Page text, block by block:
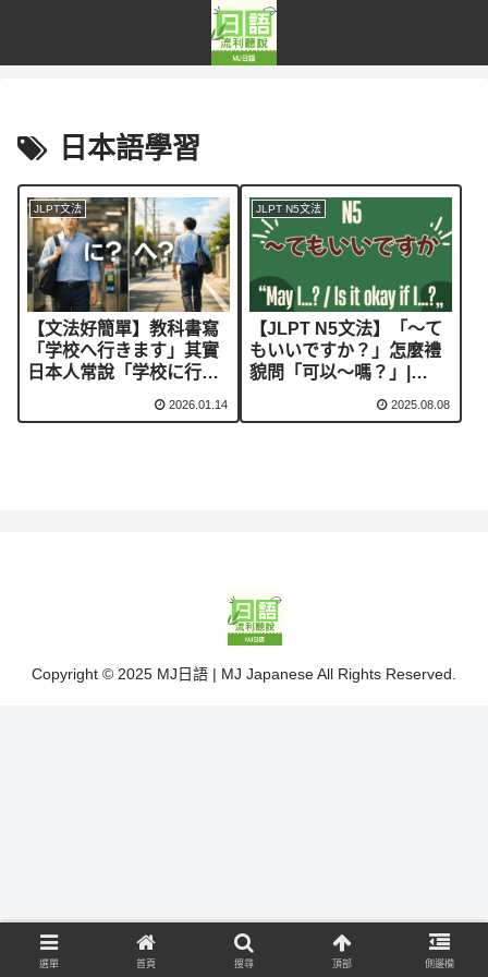
日本語學習
JLPT文法
【文法好簡單】教科書寫
「学校へ行きます」其實
日本人常說「学校に行
2026.01.14
JLPT N5文法
【JLPT N5文法】「〜て
もいいですか？」怎麼禮
貌問「可以～嗎？」|
to…?” in Japanese
2025.08.08
Copyright © 2025 MJ日語 | MJ Japanese All Rights Reserved.
選單 首頁 搜尋 頂部 側邊欄